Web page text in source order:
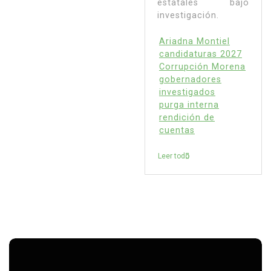
estatales bajo
investigación.
Ariadna Montiel
candidaturas 2027
Corrupción Morena
gobernadores
investigados
purga interna
rendición de
cuentas
Leer todo